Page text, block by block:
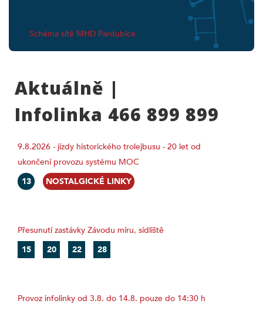
Schéma sítě MHD Pardubice
Aktuálně |
Infolinka 466 899 899
9.8.2026 - jízdy historického trolejbusu - 20 let od
ukončení provozu systému MOC
13
NOSTALGICKÉ LINKY
Přesunutí zastávky Závodu míru, sídliště
15
20 22 28
Provoz infolinky od 3.8. do 14.8. pouze do 14:30 h